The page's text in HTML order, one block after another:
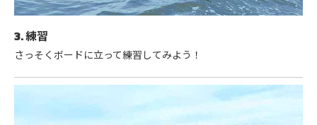
3. 練習
さっそくボードに立って練習してみよう！